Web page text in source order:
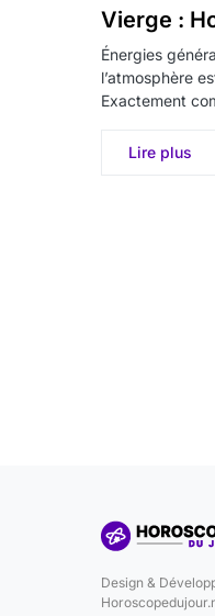
Vierge :
Énergies
l’atmosphère
Exactement
Lire plus
Design &